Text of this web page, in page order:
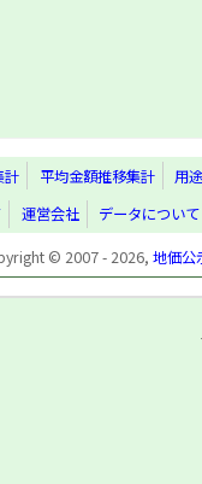
計 平均金額推移集計
用
運営会社
データについて
© 2007 - 2026, 地価公